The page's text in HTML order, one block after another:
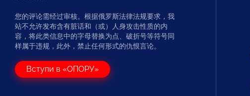
您的评论需经过审核。根据俄罗斯法律法规要求，我
站不允许发布含有脏话和（或）人身攻击性质的内
容，将此类信息中的字母替换为点、破折号等符号同
样属于违规，此外，禁止任何形式的仇恨言论。
Вступи в «ОПОРУ»